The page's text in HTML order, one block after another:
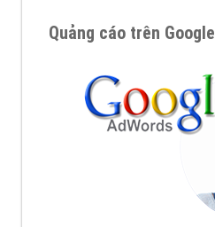
Quảng cáo trên Google